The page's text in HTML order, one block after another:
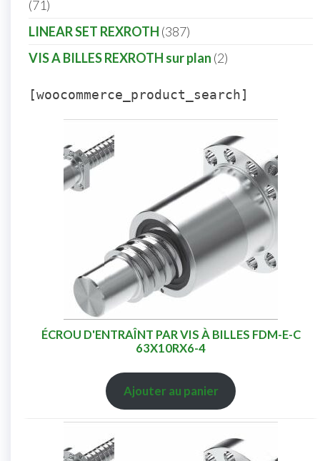
71
LINEAR SET REXROTH 387
VIS A BILLES REXROTH sur plan 2
[woocommerce_product_search]
ÉCROU D'ENTRAÎNT PAR VIS À BILLES FDM-E-C
63X10RX6-4
Ajouter au panier